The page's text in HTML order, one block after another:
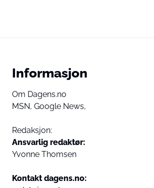
Informasjon
Om Dagens.no
MSN, Google News,
Redaksjon:
Ansvarlig redaktør:
Yvonne Thomsen
Kontakt dagens.no: